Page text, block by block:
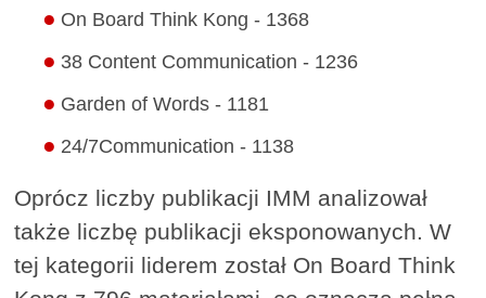
On Board Think Kong - 1368
38 Content Communication - 1236
Garden of Words - 1181
24/7Communication - 1138
Oprócz liczby publikacji IMM analizował
także liczbę publikacji eksponowanych. W
tej kategorii liderem został On Board Think